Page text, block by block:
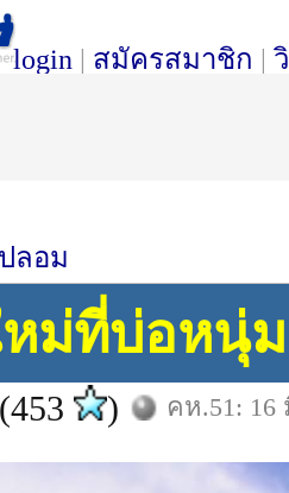
login | สมัครสมาชิก |
ลอม
หม่ที่บ่อหนุ่ม
(453 ) คห.51: 16